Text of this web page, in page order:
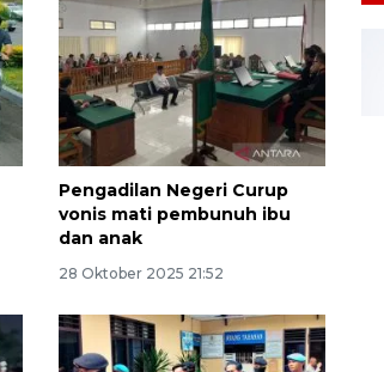
Pengadilan Negeri Curup
vonis mati pembunuh ibu
dan anak
28 Oktober 2025 21:52